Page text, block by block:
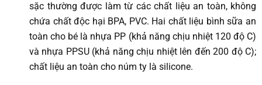
sặc thường được làm từ các chất liệu an toàn, không
chứa chất độc hại BPA, PVC. Hai chất liệu bình sữa an
toàn cho bé là nhựa PP (khả năng chịu nhiệt 120 độ C)
và nhựa PPSU (khả năng chịu nhiệt lên đến 200 độ C);
chất liệu an toàn cho núm ty là silicone.